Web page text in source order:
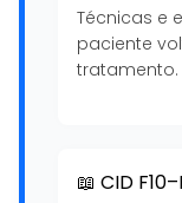
Técnicas e
paciente
tratamento.
📖 CID